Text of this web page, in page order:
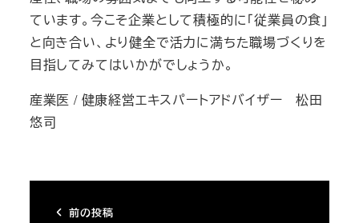
ています。今こそ企業として積極的に「従業員の食」
と向き合い、より健全で活力に満ちた職場づくりを
目指してみてはいかがでしょうか。
産業医 / 健康経営エキスパートアドバイザー 松田
悠司
前の投稿